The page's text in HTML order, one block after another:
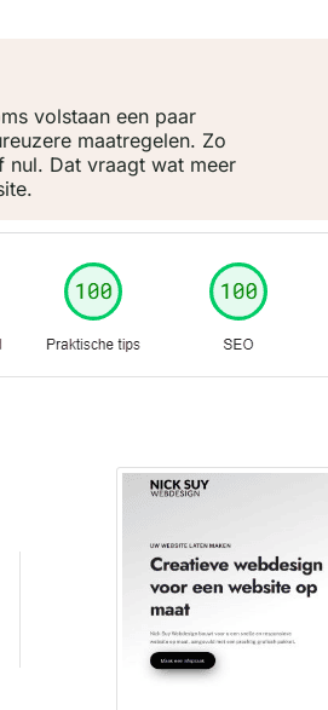
volstaan een paar
maatregelen. Zo
Dat vraagt wat meer